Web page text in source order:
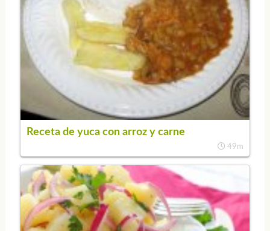
Receta de yuca con arroz y carne
49m